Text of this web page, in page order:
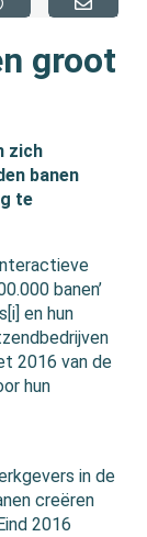
groot
zich
banen
te
banen’
en hun
2016 van de
hun
in de
creëren
2016